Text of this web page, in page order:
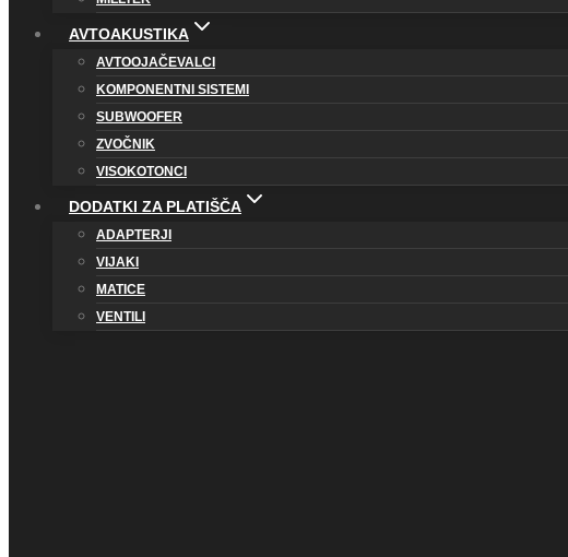
AVTOAKUSTIKA
AVTOOJAČEVALCI
KOMPONENTNI SISTEMI
SUBWOOFER
ZVOČNIK
VISOKOTONCI
DODATKI ZA PLATIŠČA
ADAPTERJI
VIJAKI
MATICE
VENTILI